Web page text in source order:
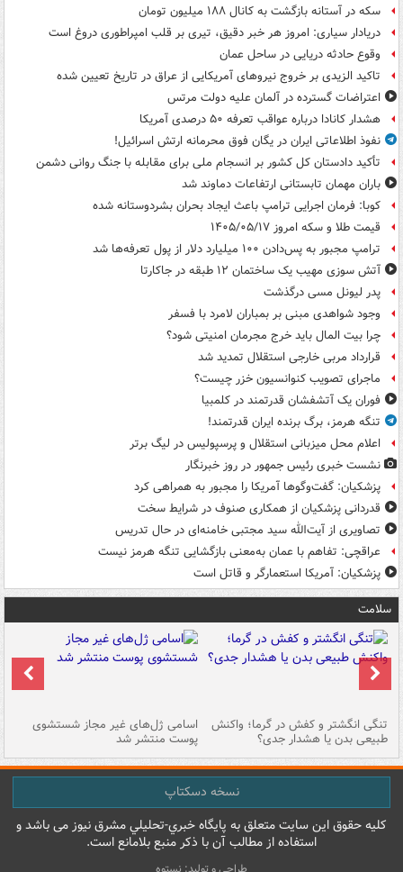
سکه در آستانه بازگشت به کانال ۱۸۸ میلیون تومان
دریادار سیاری: امروز هر خبر دقیق، تیری بر قلب امپراطوری دروغ است
وقوع حادثه دریایی در ساحل عمان
تاکید الزیدی بر خروج نیروهای آمریکایی از عراق در تاریخ تعیین شده
اعتراضات گسترده در آلمان علیه دولت مرتس
هشدار کانادا درباره عواقب تعرفه ۵۰ درصدی آمریکا
نفوذ اطلاعاتی ایران در یگان فوق محرمانه ارتش اسرائیل!
تأکید دادستان کل کشور بر انسجام ملی برای مقابله با جنگ روانی دشمن
باران مهمان تابستانی ارتفاعات دماوند شد
کوبا: فرمان اجرایی ترامپ باعث ایجاد بحران بشردوستانه شده
قیمت طلا و سکه امروز ۱۴۰۵/۰۵/۱۷
ترامپ مجبور به پس‌دادن ۱۰۰ میلیارد دلار از پول تعرفه‌ها شد
آتش سوزی مهیب یک ساختمان ۱۲ طبقه در جاکارتا
پدر لیونل مسی درگذشت
وجود شواهدی مبنی بر بمباران لامرد با فسفر
چرا بیت المال باید خرج مجرمان امنیتی شود؟
قرارداد مربی خارجی استقلال تمدید شد
ماجرای تصویب کنوانسیون خزر چیست؟
فوران یک آتشفشان قدرتمند در کلمبیا
تنگه هرمز، برگ برنده ایران قدرتمند!
اعلام محل میزبانی استقلال و پرسپولیس در لیگ برتر
نشست خبری رئیس جمهور در روز خبرنگار
پزشکیان: گفت‌وگوها آمریکا را مجبور به همراهی کرد
قدردانی پزشکیان از همکاری صنوف در شرایط سخت
تصاویری از آیت‌الله سید مجتبی خامنه‌ای در حال تدریس
عراقچی: تفاهم با عمان به‌معنی بازگشایی تنگه هرمز نیست
پزشکیان: آمریکا استعمارگر و قاتل است
سلامت
تنگی انگشتر و کفش در گرما؛ واکنش
طبیعی بدن یا هشدار جدی؟
اسامی ژل‌های غیر مجاز شستشوی
پوست منتشر شد
نسخه دسکتاپ
کليه حقوق اين سايت متعلق به پایگاه خبري-تحليلي مشرق نيوز می باشد و
استفاده از مطالب آن با ذکر منبع بلامانع است.
طراحی و تولید: نستوه